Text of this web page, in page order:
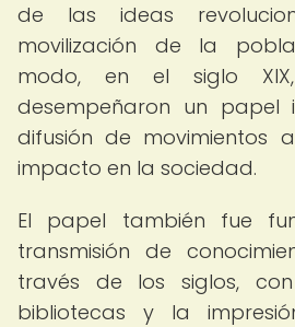
de las ideas
movilización de la
modo, en el siglo
desempeñaron un papel
difusión de movimientos
impacto en la sociedad.
El papel también fue
transmisión de
través de los siglos,
bibliotecas y la